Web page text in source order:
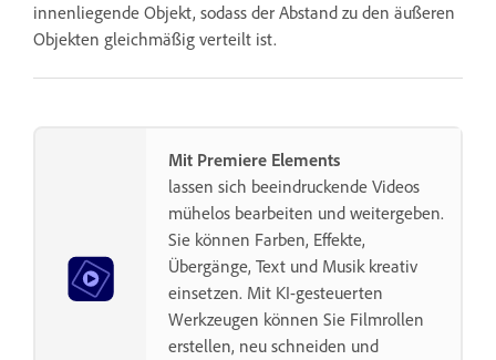
innenliegende Objekt, sodass der Abstand zu den äußeren
Objekten gleichmäßig verteilt ist.
Mit Premiere Elements
lassen sich beeindruckende Videos
mühelos bearbeiten und weitergeben.
Sie können Farben, Effekte,
Übergänge, Text und Musik kreativ
einsetzen. Mit KI-gesteuerten
Werkzeugen können Sie Filmrollen
erstellen, neu schneiden und